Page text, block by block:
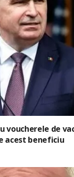
voucherele de
acest beneficiu